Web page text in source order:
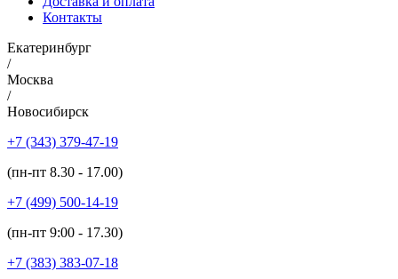
Контакты
Екатеринбург
/
Москва
/
Новосибирск
+7 (343) 379-47-19
(пн-пт 8.30 - 17.00)
+7 (499) 500-14-19
(пн-пт 9:00 - 17.30)
+7 (383) 383-07-18